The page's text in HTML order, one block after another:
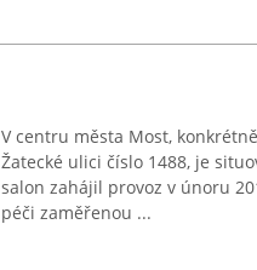
V centru města Most,
Žatecké ulici číslo 1488, je
salon zahájil provoz v únoru
péči zaměřenou ...